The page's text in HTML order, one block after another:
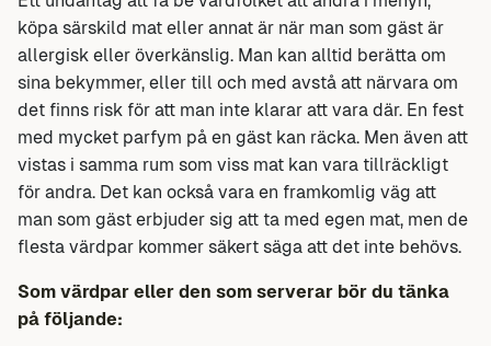
köpa särskild mat eller annat är när man som gäst är
allergisk eller överkänslig. Man kan alltid berätta om
sina bekymmer, eller till och med avstå att närvara om
det finns risk för att man inte klarar att vara där. En fest
med mycket parfym på en gäst kan räcka. Men även att
vistas i samma rum som viss mat kan vara tillräckligt
för andra. Det kan också vara en framkomlig väg att
man som gäst erbjuder sig att ta med egen mat, men de
flesta värdpar kommer säkert säga att det inte behövs.
Som värdpar eller den som serverar bör du tänka
på följande: